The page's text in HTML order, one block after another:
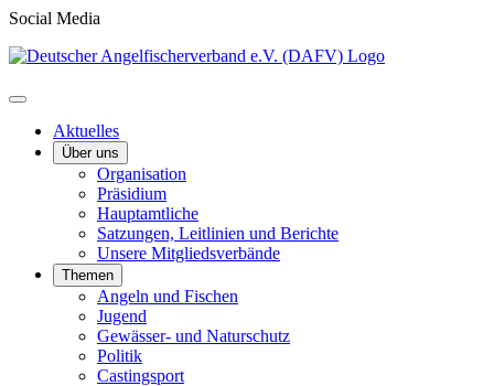
Social Media
Aktuelles
Über uns
Organisation
Präsidium
Hauptamtliche
Satzungen, Leitlinien und Berichte
Unsere Mitgliedsverbände
Themen
Angeln und Fischen
Jugend
Gewässer- und Naturschutz
Politik
Castingsport